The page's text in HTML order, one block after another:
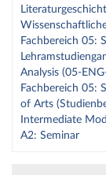
Fachbereich 05:
Analysis (05-
Fachbereich 05:
of Arts
Intermediate
A2: Seminar